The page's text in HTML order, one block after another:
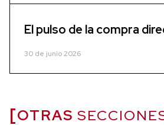
El pulso de la compra
30 de junio 2026
OTRAS